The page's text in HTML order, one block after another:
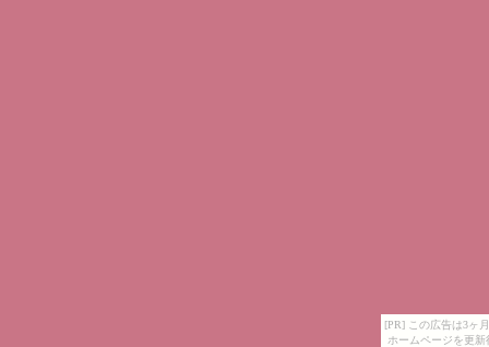
[PR] この広告は3ヶ
ホームページを更